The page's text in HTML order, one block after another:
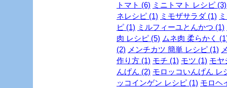
トマト (6) ミニトマト レシピ (3)
ネレシピ (1) ミモザサラダ (1)
ピ (1) ミルフィーユとんかつ (1)
肉 レシピ (5) ムネ肉 柔らかく
(2) メンチカツ 簡単 レシピ (1)
作り方 (1) モチ (1) モツ (1) モヤ
んげん (2) モロッコいんげん レ
ッコインゲン レシピ (1) モロヘ